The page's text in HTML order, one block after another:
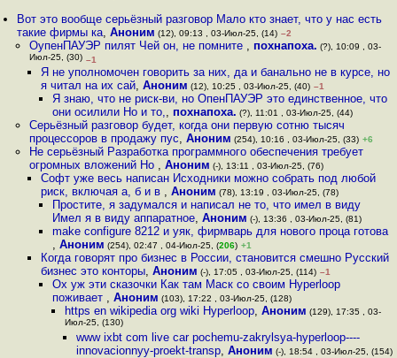
Вот это вообще серьёзный разговор Мало кто знает, что у нас есть
такие фирмы ка,Аноним (12), 09:13 , 03-Июл-25, (14) –2
ОупенПАУЭР пилят Чей он, не помните , похнапоха. (?), 10:09 , 03-
Июл-25, (30) –1
Я не уполномочен говорить за них, да и банально не в курсе, но
я читал на их сай, Аноним (12), 10:25 , 03-Июл-25, (40) –1
Я знаю, что не риск-ви, но ОпенПАУЭР это единственное, что
они осилили Но и то,, похнапоха. (?), 11:01 , 03-Июл-25, (44)
Серьёзный разговор будет, когда они первую сотню тысяч
процессоров в продажу пус, Аноним (254), 10:16 , 03-Июл-25, (33) +6
Не серьёзный Разработка программного обеспечения требует
огромных вложений Но , Аноним (-), 13:11 , 03-Июл-25, (76)
Софт уже весь написан Исходники можно собрать под любой
риск, включая а, б и в , Аноним (78), 13:19 , 03-Июл-25, (78)
Простите, я задумался и написал не то, что имел в виду
Имел я в виду аппаратное,Аноним (-), 13:36 , 03-Июл-25, (81)
make configure 8212 и уяк, фирмварь для нового проца готова
,Аноним (254), 02:47 , 04-Июл-25, (206) +1
Когда говорят про бизнес в России, становится смешно Русский
бизнес это конторы, Аноним (-), 17:05 , 03-Июл-25, (114) –1
Ох уж эти сказочки Как там Маск со своим Hyperloop
поживает ,Аноним (103), 17:22 , 03-Июл-25, (128)
https en wikipedia org wiki Hyperloop, Аноним (129), 17:35 , 03-
Июл-25, (130)
www ixbt com live car pochemu-zakrylsya-hyperloop----
innovacionnyy-proekt-transp, Аноним (-), 18:54 , 03-Июл-25, (154)